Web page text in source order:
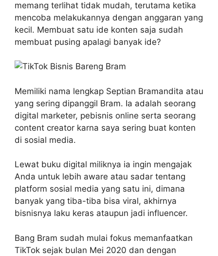
memang terlihat tidak mudah, terutama ketika
mencoba melakukannya dengan anggaran yang
kecil. Membuat satu ide konten saja sudah
membuat pusing apalagi banyak ide?
Memiliki nama lengkap Septian Bramandita atau
yang sering dipanggil Bram. Ia adalah seorang
digital marketer, pebisnis online serta seorang
content creator karna saya sering buat konten
di sosial media.
Lewat buku digital miliknya ia ingin mengajak
Anda untuk lebih aware atau sadar tentang
platform sosial media yang satu ini, dimana
banyak yang tiba-tiba bisa viral, akhirnya
bisnisnya laku keras ataupun jadi influencer.
Bang Bram sudah mulai fokus memanfaatkan
TikTok sejak bulan Mei 2020 dan dengan